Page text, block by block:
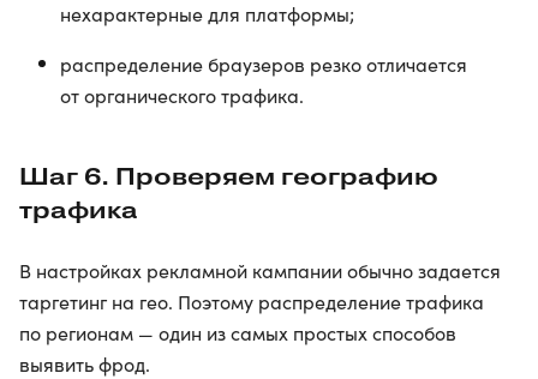
нехарактерные для платформы;
распределение браузеров резко отличается
от органического трафика.
Шаг 6. Проверяем географию
трафика
В настройках рекламной кампании обычно задается
таргетинг на гео. Поэтому распределение трафика
по регионам — один из самых простых способов
выявить фрод.